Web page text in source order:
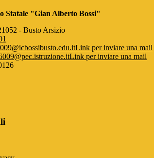
Statale "Gian Alberto Bossi"
- Busto Arsizio
Link per inviare una mail
Link per inviare una mail